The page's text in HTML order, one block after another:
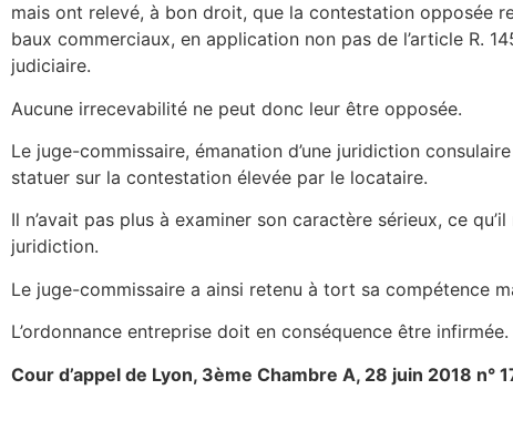
mais ont relevé, à bon droit, que la contestation opposée
baux commerciaux, en application non pas de l’article R.
judiciaire.
Aucune irrecevabilité ne peut donc leur être opposée.
Le juge-commissaire, émanation d’une juridiction
statuer sur la contestation élevée par le locataire.
Il n’avait pas plus à examiner son caractère sérieux, ce
juridiction.
Le juge-commissaire a ainsi retenu à tort sa compétence
L’ordonnance entreprise doit en conséquence être infirmée.
Cour d’appel de Lyon, 3ème Chambre A, 28 juin 2018 n°